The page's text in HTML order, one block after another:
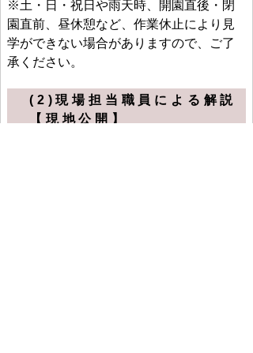
※土・日・祝日や雨天時、開園直後・閉
園直前、昼休憩など、作業休止により見
学ができない場合がありますので、ご了
承ください。
(2)現場担当職員による解説
【現地公開】